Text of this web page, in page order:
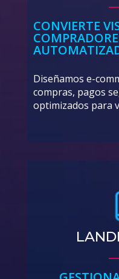
CONVIERTE
Diseñamos e-
compras, pagos
optimizados para